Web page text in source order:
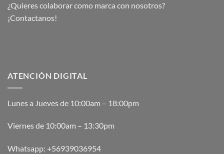
¿Quieres colaborar como marca con nosotros?
¡Contactanos!
ATENCIÓN DIGITAL
Lunes a Jueves de 10:00am – 18:00pm
Viernes de 10:00am – 13:30pm
Whatsapp: +56939036954